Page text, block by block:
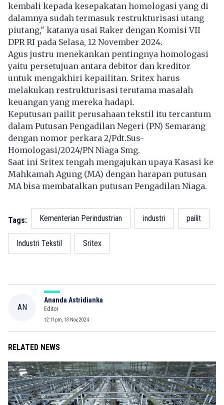
kembali kepada kesepakatan homologasi yang di
dalamnya sudah termasuk restrukturisasi utang
piutang," katanya usai Raker dengan Komisi VII
DPR RI pada Selasa, 12 November 2024.
Agus justru menekankan pentingnya homologasi
yaitu persetujuan antara debitor dan kreditor
untuk mengakhiri kepailitan. Sritex harus
melakukan restrukturisasi terutama masalah
keuangan yang mereka hadapi.
Keputusan pailit perusahaan tekstil itu tercantum
dalam Putusan Pengadilan Negeri (PN) Semarang
dengan nomor perkara 2/Pdt.Sus-
Homologasi/2024/PN Niaga Smg.
Saat ini Sritex tengah mengajukan upaya Kasasi ke
Mahkamah Agung (MA) dengan harapan putusan
MA bisa membatalkan putusan Pengadilan Niaga.
Tags: Kementerian Perindustrian industri pailit
Industri Tekstil Sritex
AN
Ananda Astridianka
Editor
12:11pm, 13 Nov, 2024
RELATED NEWS